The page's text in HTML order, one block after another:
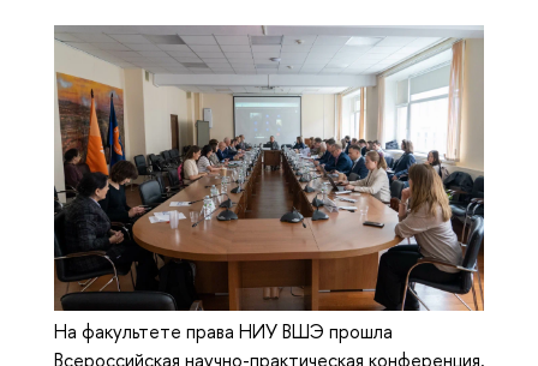
На факультете права НИУ ВШЭ прошла
Всероссийская научно-практическая конференция,